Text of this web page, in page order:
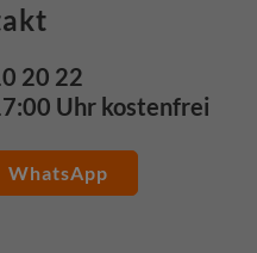
20 22
Uhr kostenfrei
WhatsApp